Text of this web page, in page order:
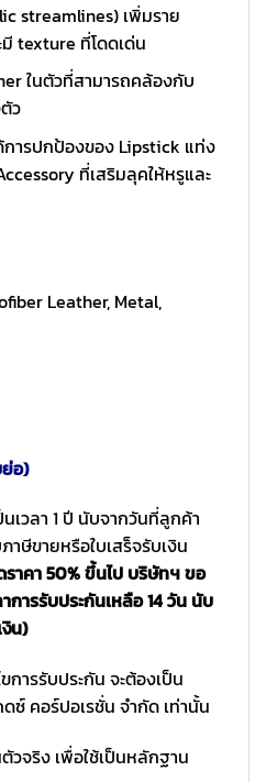
streamlines) เพิ่มราย
มี texture ที่โดดเด่น
ในตัวที่สามารถคล้องกับ
ว
การปกป้องของ Lipstick แท่ง
ที่เสริมลุคให้หรูและ
Leather, Metal,
อ)
เวลา 1 ปี นับจากวันที่ลูกค้า
ษีขายหรือใบเสร็จรับเงิน
าคา 50% ขึ้นไป บริษัทฯ ขอ
การรับประกันเหลือ 14 วัน นับ
น)
การรับประกัน จะต้องเป็น
ซ์ คอร์ปอเรชั่น จำกัด เท่านั้น
วจริง เพื่อใช้เป็นหลักฐาน